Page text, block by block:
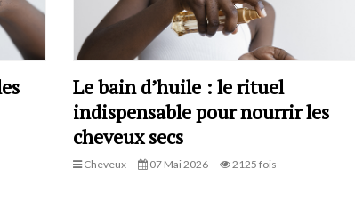
Le bain d’huile : le rituel
indispensable pour nourrir les
cheveux secs
Cheveux 07 Mai 2026 2125 fois